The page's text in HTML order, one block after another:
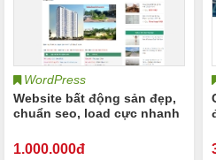
WordPress
Website bất động sản đẹp,
chuẩn seo, load cực nhanh
1.000.000đ